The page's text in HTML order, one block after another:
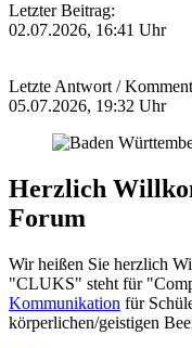
Letzter Beitrag:
02.07.2026, 16:41 Uhr
Letzte Antwort /
05.07.2026, 19:32 Uhr
Herzlich
Forum
Wir heißen Sie herzlich
"CLUKS" steht für
Kommunikation für
körperlichen/geistigen